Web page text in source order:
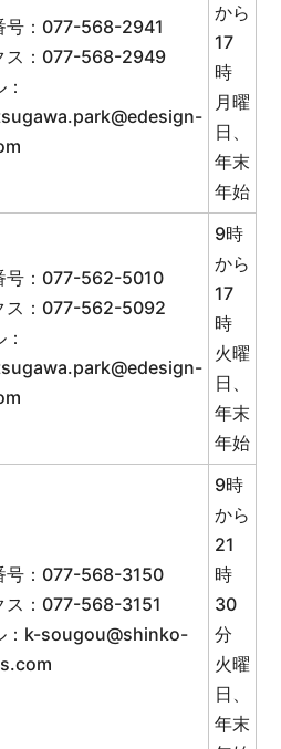
号：077-568-2941
ス：077-568-2949
から
17
時
月曜
日、
年末
年始
号：077-562-5010
ス：077-562-5092
9時
から
17
時
火曜
日、
年末
年始
号：077-568-3150
ス：077-568-3151
k-sougou@shinko-
9時
から
21
時
30
分
火曜
日、
年末